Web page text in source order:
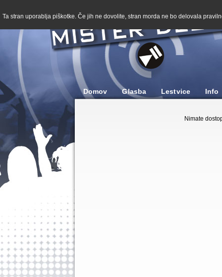
Ta stran uporablja piškotke. Če jih ne dovolite, stran morda ne bo delovala
Domov Glasba Lestvice Info
Nimate